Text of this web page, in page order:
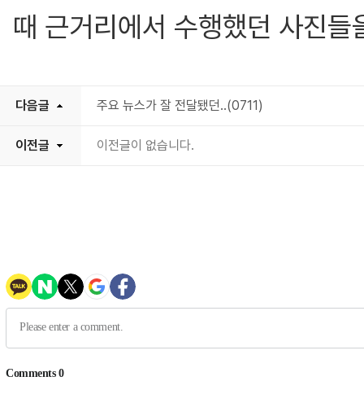
때 근거리에서 수행했던 사진
다음글 주요 뉴스가 잘 전달됐던..(0711)
이전글 이전글이 없습니다.